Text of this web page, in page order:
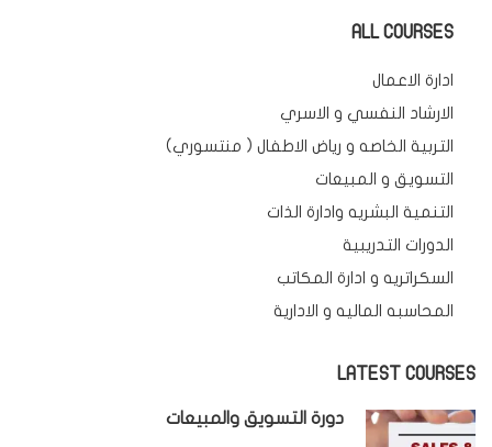
ALL COURSES
ادارة الاعمال
الارشاد النفسي و الاسري
التربية الخاصه و رياض الاطفال ( منتسوري)
التسويق و المبيعات
التنمية البشريه وادارة الذات
الدورات التدريبية
السكراتريه و ادارة المكاتب
المحاسبه الماليه و الادارية
LATEST COURSES
دورة التسويق والمبيعات